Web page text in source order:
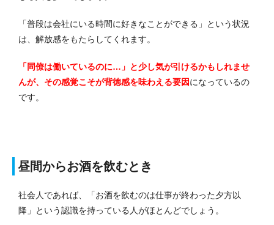
「普段は会社にいる時間に好きなことができる」という状況
は、解放感をもたらしてくれます。
「同僚は働いているのに…」と少し気が引けるかもしれませ
んが、その感覚こそが背徳感を味わえる要因になっているの
です。
昼間からお酒を飲むとき
社会人であれば、「お酒を飲むのは仕事が終わった夕方以
降」という認識を持っている人がほとんどでしょう。